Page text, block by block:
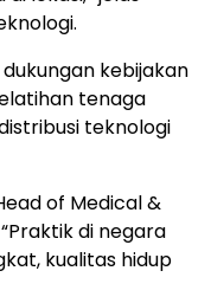
kebijakan
tenaga
teknologi
of Medical &
di negara
kualitas hidup